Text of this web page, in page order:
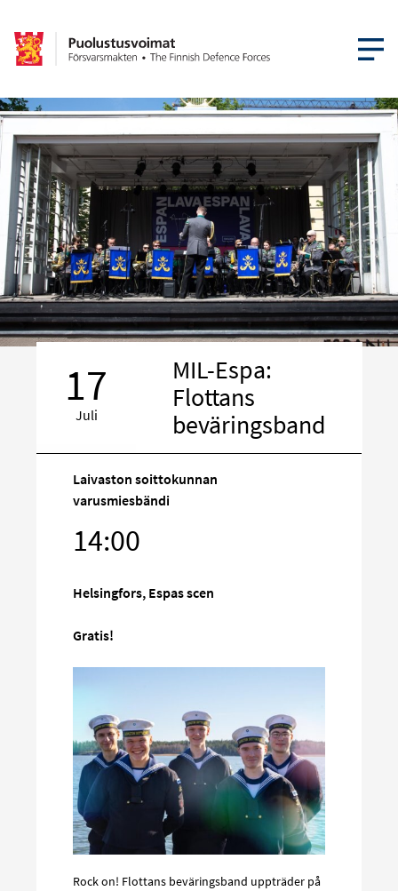
ÖPPNA
17
Juli
MIL-Espa:
Flottans
beväringsband
Laivaston soittokunnan
varusmiesbändi
14:00
Helsingfors, Espas scen
Gratis!
Rock on! Flottans beväringsband uppträder på